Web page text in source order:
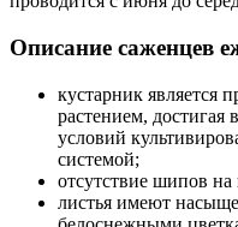
Описание саженцев
кустарник является
растением, достигая
условий
системой;
отсутствие шипов на
листья имеют